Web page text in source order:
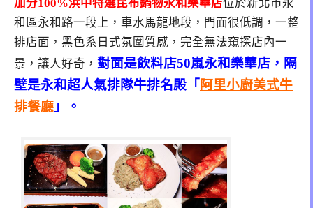
加分100%浜中特選昆布鍋物永和樂華店位於新北市永
和區永和路一段上，車水馬龍地段，門面很低調，一整
排店面，黑色系日式氛圍質感，完全無法窺探店內一
景，讓人好奇， 對面是飲料店50嵐永和樂華店，隔
壁是永和超人氣排隊牛排名殿「阿里小廚美式牛
排餐廳 」。